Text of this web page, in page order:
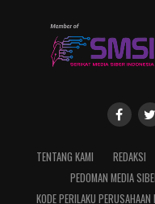
TENTANG KAMI REDAKSI
PEDOMAN MEDIA
KODE PERILAKU PERUSAHAAN